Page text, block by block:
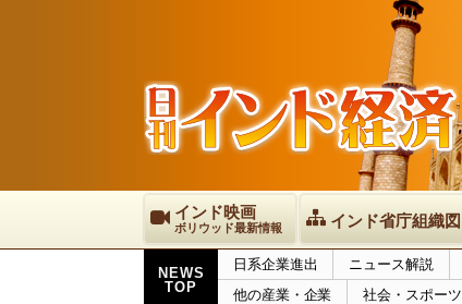
インド映画
ボリウッド最新情報 インド省庁組織図
NEWS
TOP
日系企業進出 ニュース解説
他の産業・企業
社会・スポーツ